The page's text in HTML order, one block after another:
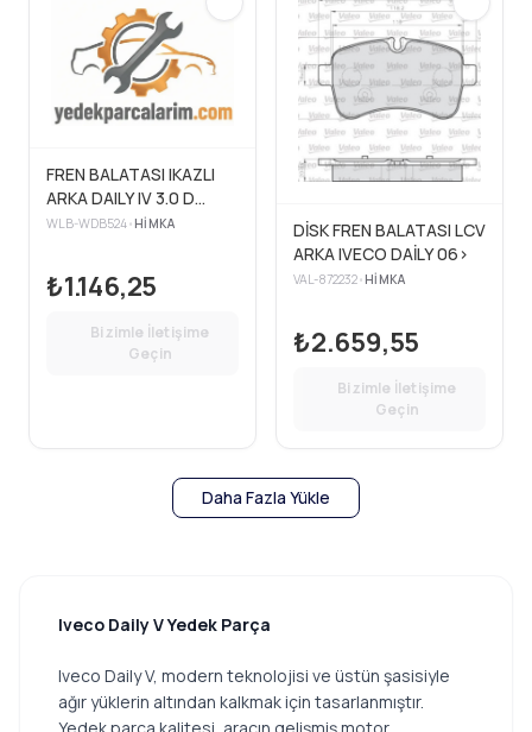
FREN BALATASI IKAZLI
ARKA DAILY IV 3.0 D
22.8MM 06>11>
WLB-WDB524• HIMKA
₺1.146,25
Bizimle İletişime
Geçin
DİSK FREN BALATASI LCV
ARKA IVECO DAİLY 06>
VAL-872232• HIMKA
₺2.659,55
Bizimle İletişime
Geçin
Daha Fazla Yükle
Iveco Daily V Yedek Parça
Iveco Daily V, modern teknolojisi ve üstün şasisiyle
ağır yüklerin altından kalkmak için tasarlanmıştır.